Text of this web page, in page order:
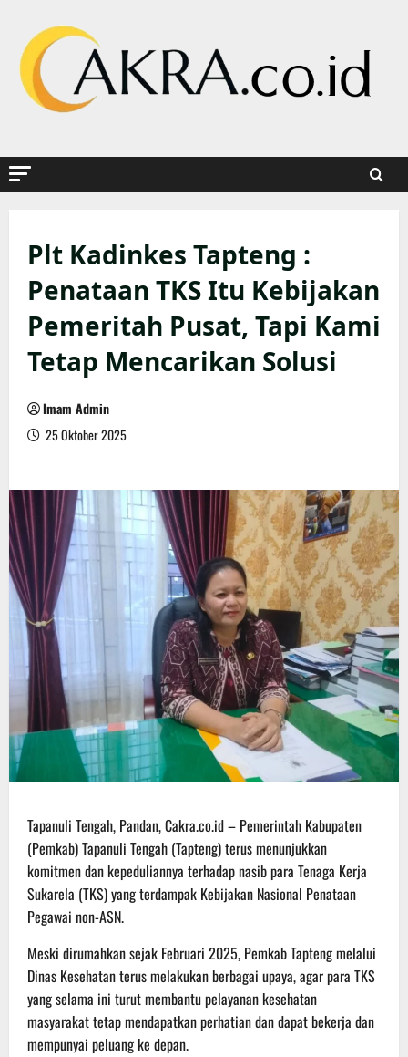
content
Plt Kadinkes Tapteng :
Penataan TKS Itu Kebijakan
Pemeritah Pusat, Tapi Kami
Tetap Mencarikan Solusi
Imam Admin
25 Oktober 2025
Tapanuli Tengah, Pandan, Cakra.co.id – Pemerintah Kabupaten
(Pemkab) Tapanuli Tengah (Tapteng) terus menunjukkan
komitmen dan kepeduliannya terhadap nasib para Tenaga Kerja
Sukarela (TKS) yang terdampak Kebijakan Nasional Penataan
Pegawai non-ASN.
Meski dirumahkan sejak Februari 2025, Pemkab Tapteng melalui
Dinas Kesehatan terus melakukan berbagai upaya, agar para TKS
yang selama ini turut membantu pelayanan kesehatan
masyarakat tetap mendapatkan perhatian dan dapat bekerja dan
mempunyai peluang ke depan.